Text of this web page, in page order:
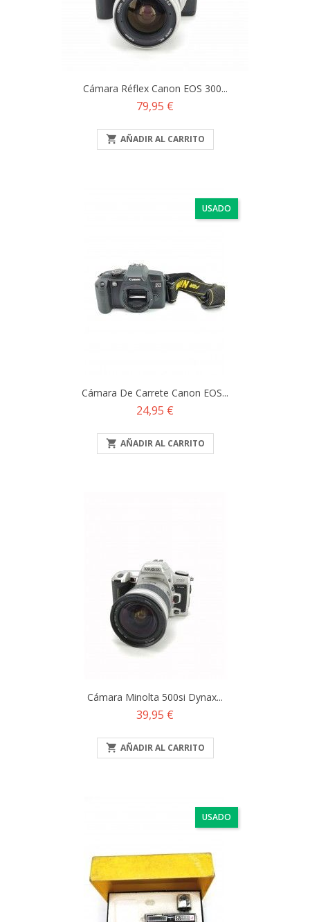
Cámara Réflex Canon EOS 300...
Precio
79,95 €
 AÑADIR AL CARRITO
USADO
Cámara De Carrete Canon EOS...
Precio
24,95 €
 AÑADIR AL CARRITO
Cámara Minolta 500si Dynax...
Precio
39,95 €
 AÑADIR AL CARRITO
USADO